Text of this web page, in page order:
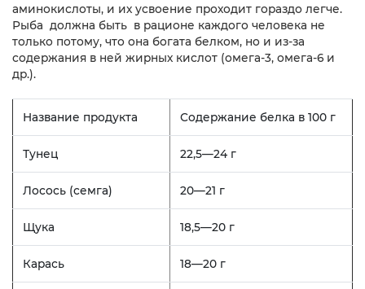
аминокислоты, и их усвоение проходит гораздо легче.
Рыба должна быть в рационе каждого человека не
только потому, что она богата белком, но и из-за
содержания в ней жирных кислот (омега-3, омега-6 и
др.).
Название продукта Содержание белка в 100 г
Тунец 22,5—24 г
Лосось (семга) 20—21 г
Щука 18,5—20 г
Карась 18—20 г